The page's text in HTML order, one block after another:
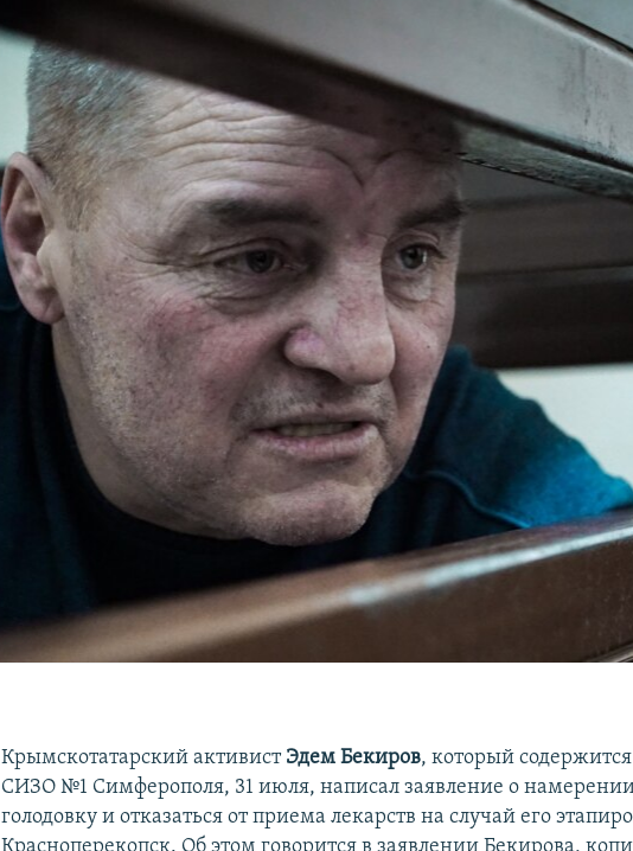
Крымскотатарский активист Эдем Бекиров, который
СИЗО №1 Симферополя, 31 июля, написал заявление о
голодовку и отказаться от приема лекарств на случай его